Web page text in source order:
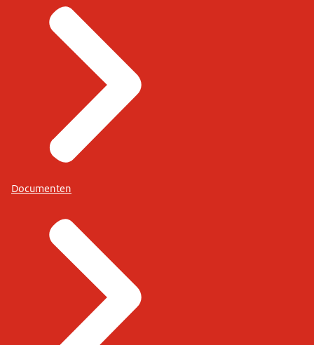
Documenten